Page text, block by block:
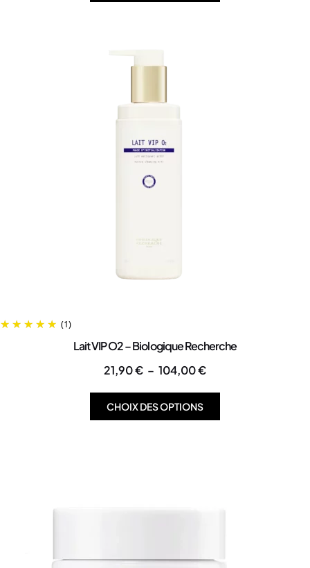
(1)
Lait VIP O2 – Biologique Recherche
21,90€ – 104,00€
CHOIX DES OPTIONS